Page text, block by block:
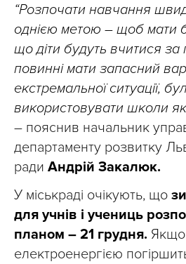
“Розпочати навчання
однією метою – щоб мати
що діти будуть вчитися
повинні мати запасний
екстремальної ситуації,
використовувати школи як
– пояснив начальник
департаменту розвитку
ради Андрій Закалюк.
У міськраді очікують, що
для учнів і учениць
планом – 21 грудня. Якщо
електроенергією